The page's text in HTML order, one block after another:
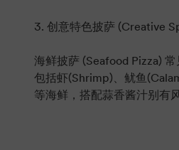
3. 创意特色披萨 (Creative
海鲜披萨 (Seafood Pizza)
包括虾(Shrimp)、鱿鱼
等海鲜，搭配蒜香酱汁别有风